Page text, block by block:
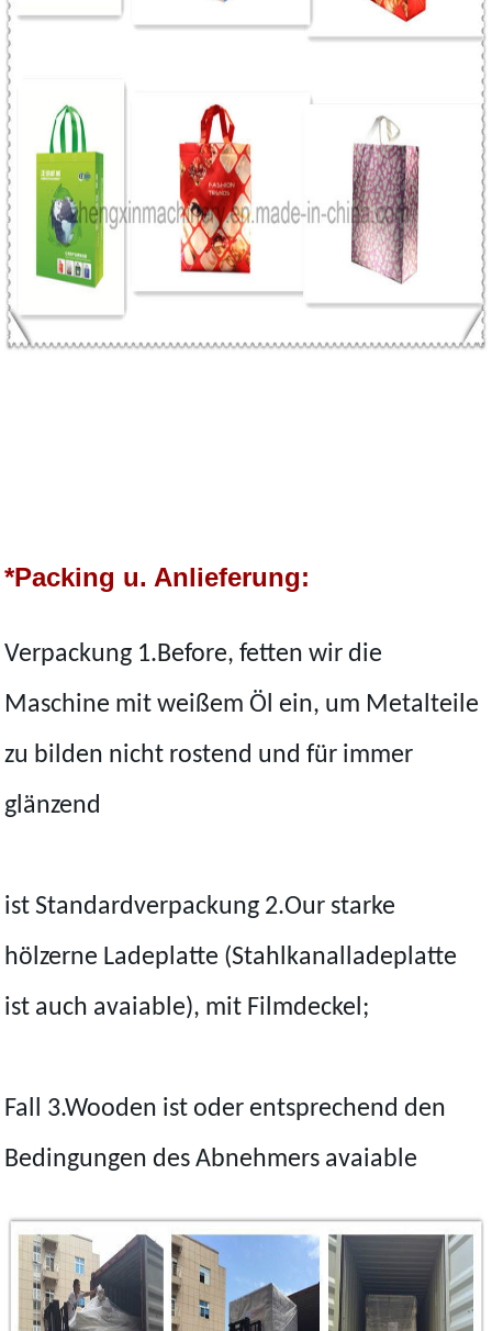
*Packing u. Anlieferung:
Verpackung 1.Before, fetten wir die
Maschine mit weißem Öl ein, um Metalteile
zu bilden nicht rostend und für immer
glänzend
ist Standardverpackung 2.Our starke
hölzerne Ladeplatte (Stahlkanalladeplatte
ist auch avaiable), mit Filmdeckel;
Fall 3.Wooden ist oder entsprechend den
Bedingungen des Abnehmers avaiable